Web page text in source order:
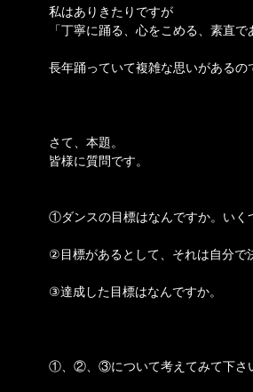
私はありきたりですが
「丁寧に踊る、心をこめる、素直
長年踊っていて複雑な思いがある
さて、本題。
皆様に質問です。
①ダンスの目標はなんですか。いく
②目標があるとして、それは自分で
③達成した目標はなんですか。
①、②、③について考えてみて下さ